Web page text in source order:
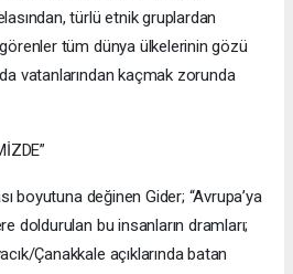
türlü etnik gruplardan
tüm dünya ülkelerinin gözü
vatanlarından kaçmak zorunda
boyutuna değinen Gider; “Avrupa’ya
doldurulan bu insanların dramları;
Çanakkale açıklarında batan